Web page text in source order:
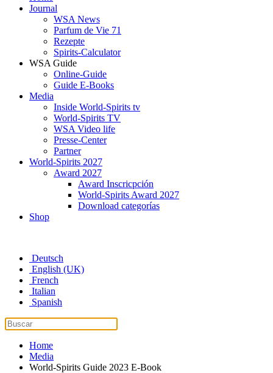
Journal
WSA News
Parfum de Vie 71
Rezepte
Spirits-Calculator
WSA Guide
Online-Guide
Guide E-Books
Media
Inside World-Spirits tv
World-Spirits TV
WSA Video life
Presse-Center
Partner
World-Spirits 2027
Award 2027
Award Inscricpción
World-Spirits Award 2027
Download categorías
Shop
Deutsch
English (UK)
French
Italian
Spanish
Home
Media
World-Spirits Guide 2023 E-Book